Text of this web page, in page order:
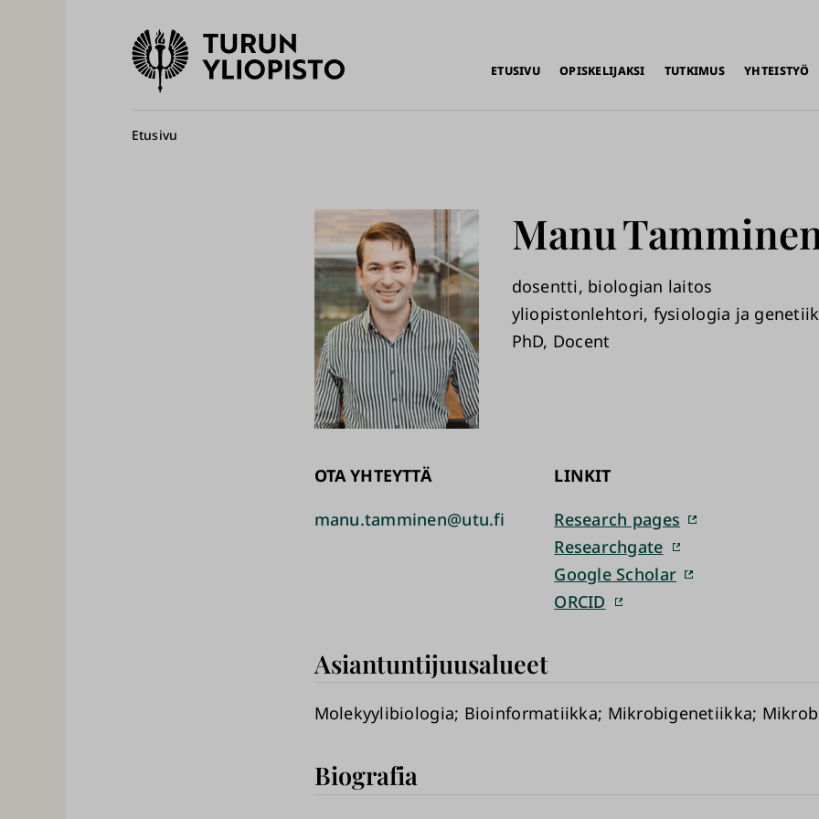
Turun
yliopisto
ETUSIVU OPISKELIJAKSI TUTKIMUS YHTEISTYÖ
Murupolku
Etusivu
Manu
dosentti, biologian laitos
yliopistonlehtori, fysiologia ja
PhD, Docent
OTA YHTEYTTÄ
manu.tamminen@utu.fi
LINKIT
Research pages
Researchgate
Google Scholar
ORCID
Asiantuntijuusalueet
Molekyylibiologia Bioinformatiikka Mikrobigenetiikka
Biografia